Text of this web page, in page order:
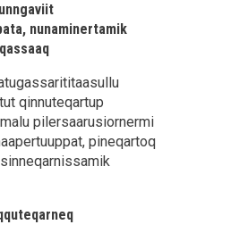
nunaminertamik
qinnuteqartup
pilersaarusiornermi
pineqartoq